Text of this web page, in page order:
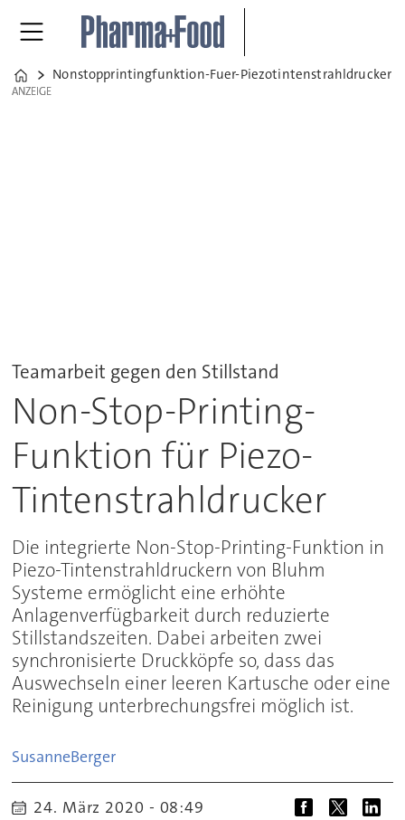
Home
Nonstopprintingfunktion-Fuer-Piezotintenstrahldrucker
ANZEIGE
ANZEIGE
Teamarbeit gegen den Stillstand
Non-Stop-Printing-
Funktion für Piezo-
Tintenstrahldrucker
Die integrierte Non-Stop-Printing-Funktion in
Piezo-Tintenstrahldruckern von Bluhm
Systeme ermöglicht eine erhöhte
Anlagenverfügbarkeit durch reduzierte
Stillstandszeiten. Dabei arbeiten zwei
synchronisierte Druckköpfe so, dass das
Auswechseln einer leeren Kartusche oder eine
Reinigung unterbrechungsfrei möglich ist.
SusanneBerger
24. März 2020 - 08:49